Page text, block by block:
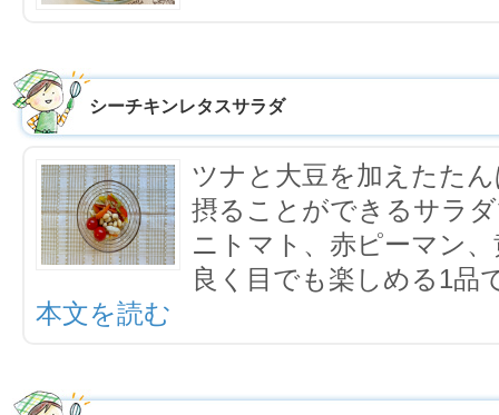
シーチキンレタスサラダ
ツナと大豆を加えたた
摂ることができるサラ
ニトマト、赤ピーマン
良く目でも楽しめる1品
本文を読む